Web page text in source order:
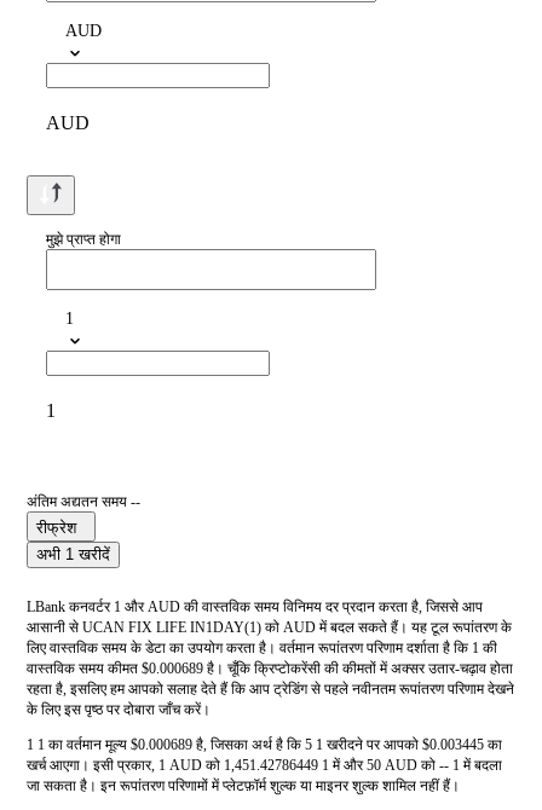
AUD
AUD
मुझे प्राप्त होगा
1
1
अंतिम अद्यतन समय --
रीफ्रेश
अभी 1 खरीदें
LBank कनवर्टर 1 और AUD की वास्तविक समय विनिमय दर प्रदान करता है, जिससे आप
आसानी से UCAN FIX LIFE IN1DAY(1) को AUD में बदल सकते हैं। यह टूल रूपांतरण के
लिए वास्तविक समय के डेटा का उपयोग करता है। वर्तमान रूपांतरण परिणाम दर्शाता है कि 1 की
वास्तविक समय कीमत $0.000689 है। चूँकि क्रिप्टोकरेंसी की कीमतों में अक्सर उतार-चढ़ाव होता
रहता है, इसलिए हम आपको सलाह देते हैं कि आप ट्रेडिंग से पहले नवीनतम रूपांतरण परिणाम देखने
के लिए इस पृष्ठ पर दोबारा जाँच करें।
1 1 का वर्तमान मूल्य $0.000689 है, जिसका अर्थ है कि 5 1 खरीदने पर आपको $0.003445 का
खर्च आएगा। इसी प्रकार, 1 AUD को 1,451.42786449 1 में और 50 AUD को -- 1 में बदला
जा सकता है। इन रूपांतरण परिणामों में प्लेटफ़ॉर्म शुल्क या माइनर शुल्क शामिल नहीं हैं।